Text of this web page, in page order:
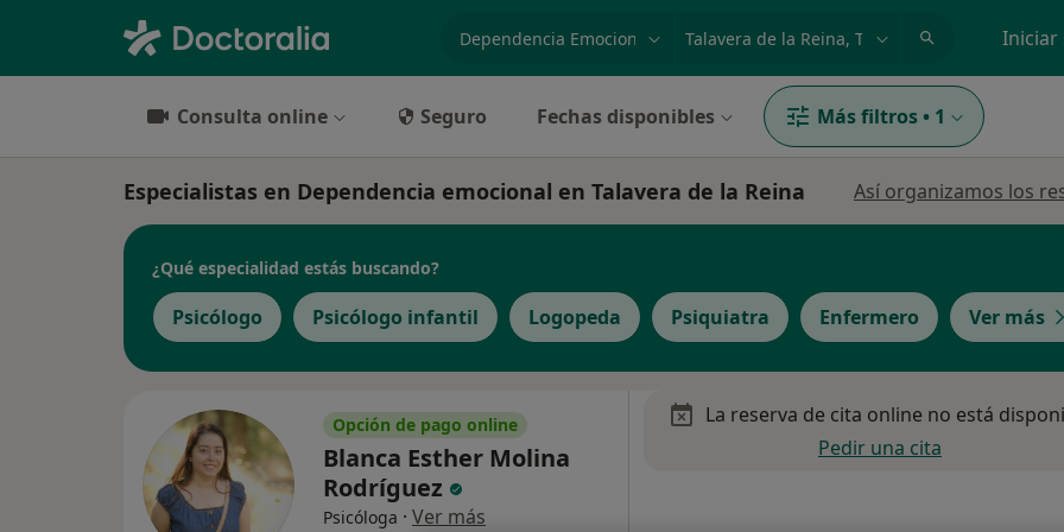
Iniciar
Consulta online Seguro Fechas disponibles Más filtros • 1
Especialistas en Dependencia emocional en Talavera de la Reina Así organizamos los
¿Qué especialidad estás buscando?
Psicólogo Psicólogo infantil Logopeda Psiquiatra Enfermero Ver más
Opción de pago online
Blanca Esther Molina
Rodríguez
Psicóloga · Ver más
La reserva de cita online no está
Pedir una cita